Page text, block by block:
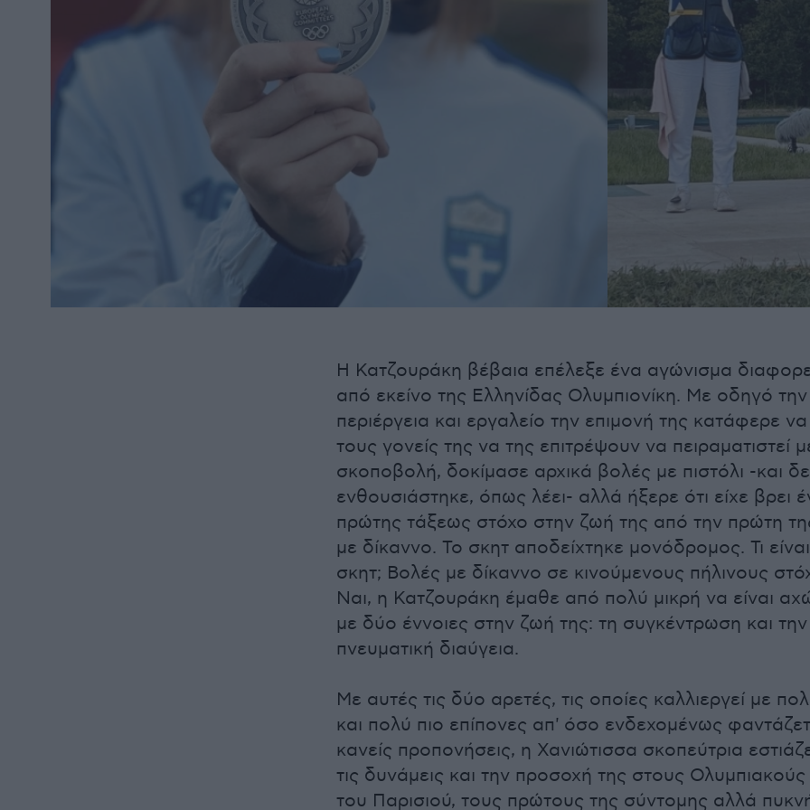
Η Κατζουράκη βέβαια επέλεξε ένα αγώνισμα
από εκείνο της Ελληνίδας Ολυμπιονίκη. Με οδηγό την
περιέργεια και εργαλείο την επιμονή της κατάφερε να
τους γονείς της να της επιτρέψουν να πειραματιστεί
σκοποβολή, δοκίμασε αρχικά βολές με πιστόλι -και
ενθουσιάστηκε, όπως λέει- αλλά ήξερε ότι είχε βρει
πρώτης τάξεως στόχο στην ζωή της από την πρώτη
με δίκαννο. Το σκητ αποδείχτηκε μονόδρομος. Τι
σκητ; Βολές με δίκαννο σε κινούμενους πήλινους
Ναι, η Κατζουράκη έμαθε από πολύ μικρή να είναι
με δύο έννοιες στην ζωή της: τη συγκέντρωση και την
πνευματική διαύγεια.
Με αυτές τις δύο αρετές, τις οποίες καλλιεργεί με
και πολύ πιο επίπονες απ' όσο ενδεχομένως
κανείς προπονήσεις, η Χανιώτισσα σκοπεύτρια
τις δυνάμεις και την προσοχή της στους
του Παρισιού, τους πρώτους της σύντομης αλλά